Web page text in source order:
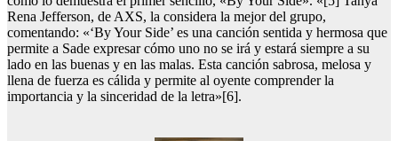
Rena Jefferson, de AXS, la considera la mejor del grupo,
comentando: «‘By Your Side’ es una canción sentida y hermosa que
permite a Sade expresar cómo uno no se irá y estará siempre a su
lado en las buenas y en las malas. Esta canción sabrosa, melosa y
llena de fuerza es cálida y permite al oyente comprender la
importancia y la sinceridad de la letra»[6].